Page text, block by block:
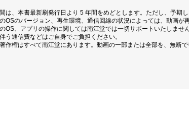
は、本書最新刷発行日より 5 年間をめどとします。ただし、予期
OSのバージョン、再生環境、通信回線の状況によっては、動画が
OS、アプリの操作に関しては南江堂では一切サポートいたしません
う通信費などはご自身でご負担ください。
作権はすべて南江堂にあります。動画の一部または全部を、無断